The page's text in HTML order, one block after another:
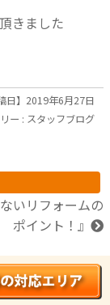
きました
日】2019年6月27日
ー : スタッフブログ
いリフォームの
ポイント！ 』